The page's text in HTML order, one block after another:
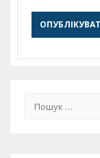
Пошук: